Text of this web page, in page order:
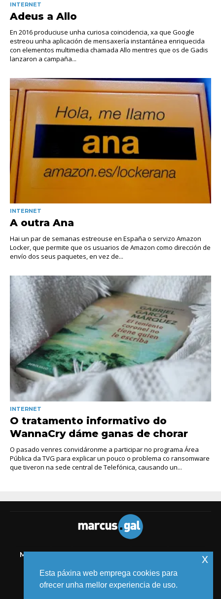
INTERNET
Adeus a Allo
En 2016 produciuse unha curiosa coincidencia, xa que Google
estreou unha aplicación de mensaxería instantánea enriquecida
con elementos multimedia chamada Allo mentres que os de Gadis
lanzaron a campaña...
INTERNET
A outra Ana
Hai un par de semanas estreouse en España o servizo Amazon
Locker, que permite que os usuarios de Amazon como dirección de
envío dos seus paquetes, en vez de...
INTERNET
O tratamento informativo do
WannaCry dáme ganas de chorar
O pasado venres convidáronme a participar no programa Área
Pública da TVG para explicar un pouco o problema co ransomware
que tiveron na sede central de Telefónica, causando un...
MELIDE TIC AUDIOVISUAL COMICS
MEDIOS
EVENTOS
Esta páxina web emprega cookies para
ofrecer unha mellor experiencia de uso.
x